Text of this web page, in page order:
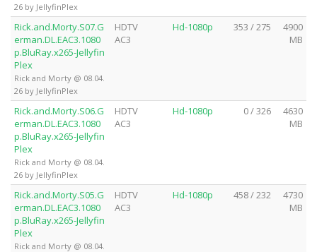
26 by JellyfinPlex
Rick.and.Morty.S07.G
erman.DL.EAC3.1080
p.BluRay.x265-Jellyfin
Plex
Rick and Morty @ 08.04.
26 by JellyfinPlex
HDTV
AC3
Hd-1080p 353 / 275
4900
MB
Rick.and.Morty.S06.G
erman.DL.EAC3.1080
p.BluRay.x265-Jellyfin
Plex
Rick and Morty @ 08.04.
26 by JellyfinPlex
HDTV
AC3
Hd-1080p 0 / 326
4630
MB
Rick.and.Morty.S05.G
erman.DL.EAC3.1080
p.BluRay.x265-Jellyfin
Plex
Rick and Morty @ 08.04.
HDTV
AC3
Hd-1080p 458 / 232
4730
MB